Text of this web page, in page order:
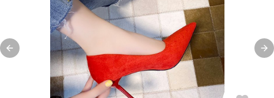
Previous slide